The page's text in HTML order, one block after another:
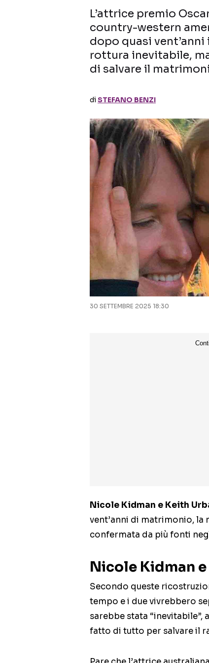
L’attrice premio
country-western
dopo quasi
rottura inevitabile,
di salvare il
diSTEFANO BENZI
30 SETTEMBRE 2025 18:30
Nicole Kidman e Keith
vent’anni di matrimonio, la
confermata da più fonti
Nicole Kidman
Secondo queste
tempo e i due vivrebbero
sarebbe stata “inevitabile”,
fatto di tutto per salvare il